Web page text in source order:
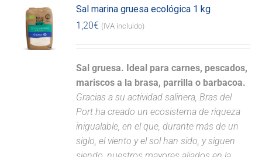
Sal marina gruesa ecológica 1 kg
1,20€ (IVA incluido)
Sal gruesa. Ideal para carnes, pescados,
mariscos a la brasa, parrilla o barbacoa.
Gracias a su actividad salinera, Bras del
Port ha creado un ecosistema de riqueza
inigualable, en el que, durante más de un
siglo, el viento y el sol han sido, y siguen